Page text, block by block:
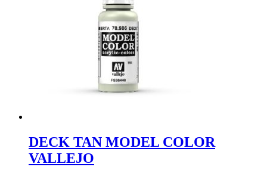
DECK TAN MODEL COLOR
VALLEJO